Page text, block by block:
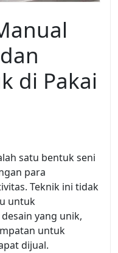
di Pakai
satu bentuk seni
para
Teknik ini tidak
untuk
yang unik,
untuk
dijual.